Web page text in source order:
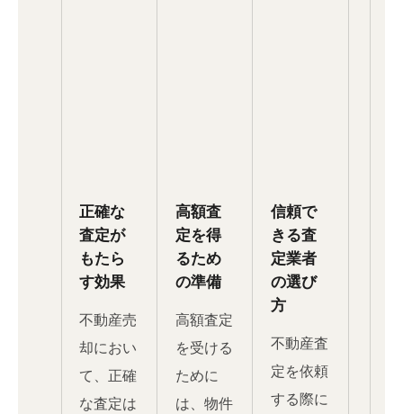
正確な
査定が
もたら
す効果
不動産売
却におい
て、正確
な査定は
高額査
定を得
るため
の準備
高額査定
を受ける
ために
は、物件
信頼で
きる査
定業者
の選び
方
不動産査
定を依頼
する際に